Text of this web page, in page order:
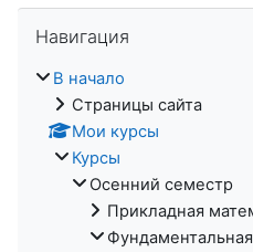
Навигация
В начало
Страницы сайта
Мои курсы
Курсы
Осенний семестр
Прикладная